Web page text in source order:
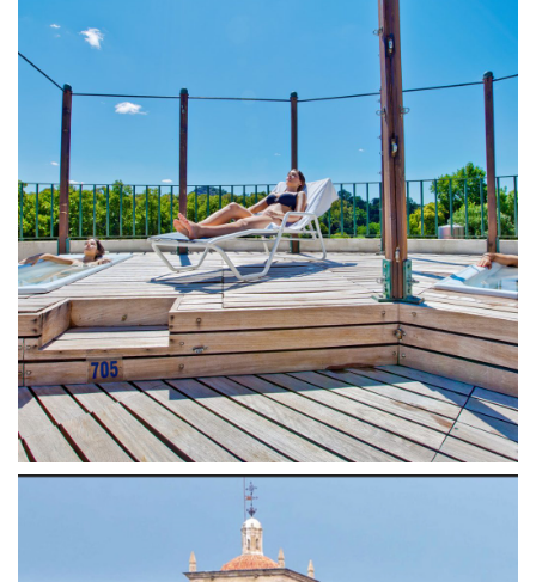
Es hora de cuidarte y disfrutar, SPA
medio dia con masaje 20´
SPA DÍA COMPLETO-TERMAS MONFORTINHO Disfruta un día
completo en las Termas de Monfortinho, existentes desde la
época da civilización romana, debido a la calidad y pureza de
las fuentes de Serra de Penha Garcia. Realizarás un circuito
termal, ideal para tratar el cuerpo y cultivar el espíritu y la
mente, recargando nuevas energías a través [...]